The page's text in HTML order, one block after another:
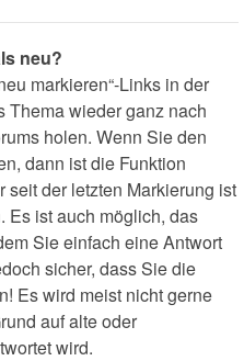
neu?
markieren“-Links in der
Thema wieder ganz nach
holen. Wenn Sie den
dann ist die Funktion
der letzten Markierung ist
Es ist auch möglich, das
Sie einfach eine Antwort
sicher, dass Sie die
Es wird meist nicht gerne
auf alte oder
wird.